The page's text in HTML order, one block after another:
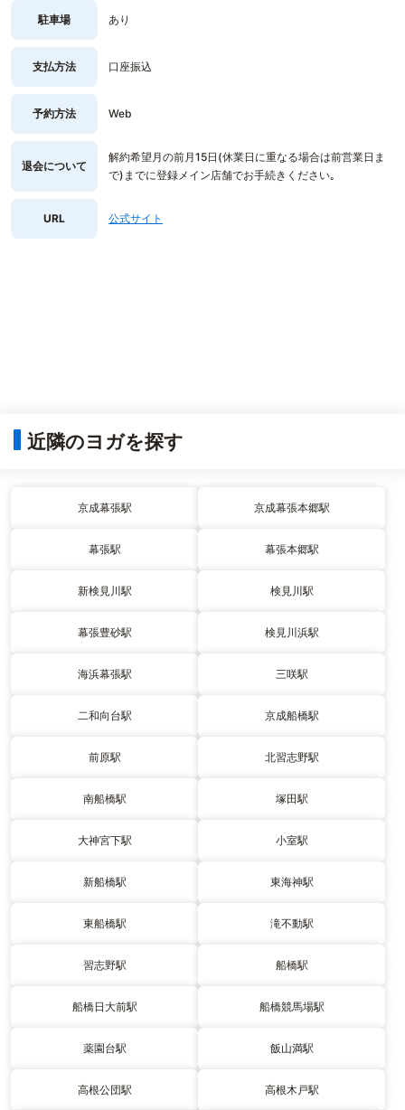
駐車場 あり
支払方法 口座振込
予約方法 Web
退会について
解約希望月の前月15日(休業日に重なる場合は前営業日ま
で)までに登録メイン店舗でお手続きください｡
URL 公式サイト
近隣のヨガを探す
京成幕張駅 京成幕張本郷駅
幕張駅 幕張本郷駅
新検見川駅 検見川駅
幕張豊砂駅 検見川浜駅
海浜幕張駅 三咲駅
二和向台駅 京成船橋駅
前原駅 北習志野駅
南船橋駅 塚田駅
大神宮下駅 小室駅
新船橋駅 東海神駅
東船橋駅 滝不動駅
習志野駅 船橋駅
船橋日大前駅 船橋競馬場駅
薬園台駅 飯山満駅
高根公団駅 高根木戸駅